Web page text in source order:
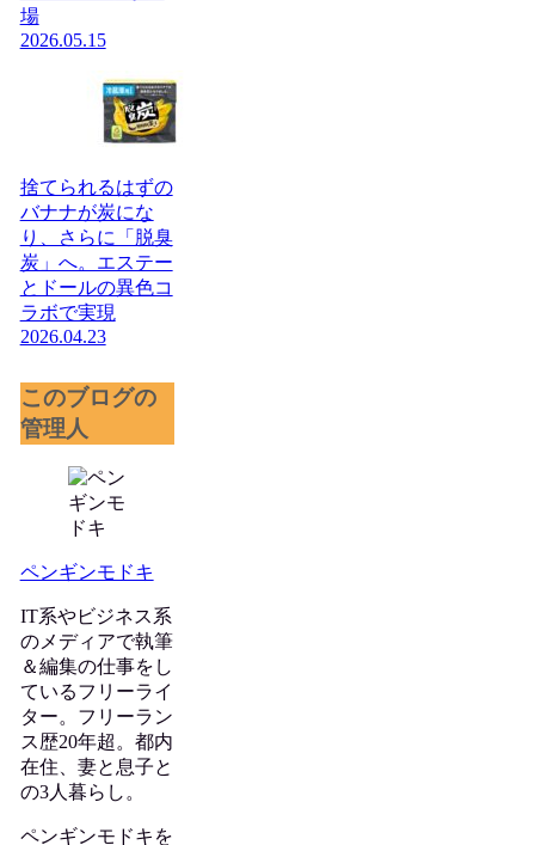
場
2026.05.15
捨てられるはずの
バナナが炭にな
り、さらに「脱臭
炭」へ。エステー
とドールの異色コ
ラボで実現
2026.04.23
このブログの
管理人
ペンギンモドキ
IT系やビジネス系
のメディアで執筆
＆編集の仕事をし
ているフリーライ
ター。フリーラン
ス歴20年超。都内
在住、妻と息子と
の3人暮らし。
ペンギンモドキを